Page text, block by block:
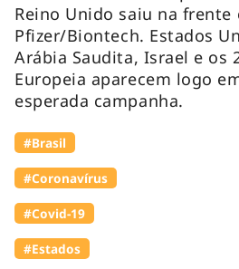
Reino Unido saiu na frente
Pfizer/Biontech. Estados
Arábia Saudita, Israel e os
Europeia aparecem logo
esperada campanha.
#Brasil
#Coronavírus
#Covid-19
#Estados